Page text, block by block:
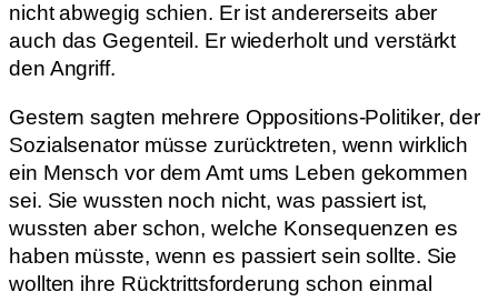
nicht abwegig schien. Er ist andererseits aber
auch das Gegenteil. Er wiederholt und verstärkt
den Angriff.
Gestern sagten mehrere Oppositions-Politiker, der
Sozialsenator müsse zurücktreten, wenn wirklich
ein Mensch vor dem Amt ums Leben gekommen
sei. Sie wussten noch nicht, was passiert ist,
wussten aber schon, welche Konsequenzen es
haben müsste, wenn es passiert sein sollte. Sie
wollten ihre Rücktrittsforderung schon einmal